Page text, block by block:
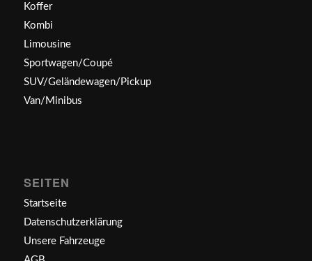
Koffer
Kombi
Limousine
Sportwagen/Coupé
SUV/Geländewagen/Pickup
Van/Minibus
SEITEN
Startseite
Datenschutzerklärung
Unsere Fahrzeuge